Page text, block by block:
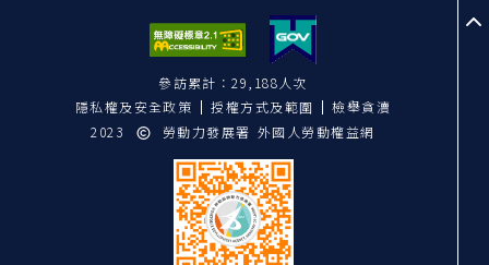
參訪累計：29,188人次
隱私權及安全政策
授權方式及範圍
檢舉貪瀆
2023
勞動力發展署 外國人勞動權益網
至